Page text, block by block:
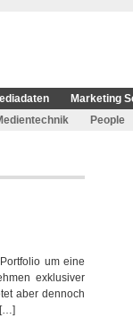
Marketing
People
um eine
exklusiver
aber dennoch
[…]